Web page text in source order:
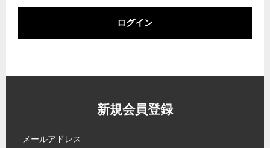
ログイン
新規会員登録
メールアドレス